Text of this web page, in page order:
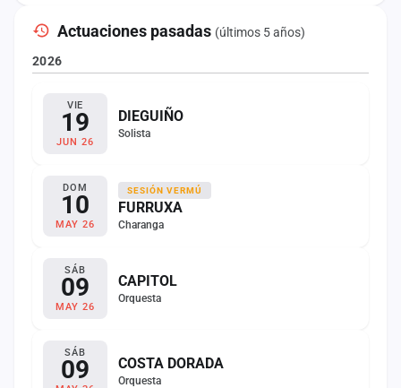
Actuaciones pasadas (últimos 5 años)
2026
VIE
19
JUN 26
DIEGUIÑO
Solista
DOM
10
MAY 26
SESIÓN VERMÚ
FURRUXA
Charanga
SÁB
09
MAY 26
CAPITOL
Orquesta
SÁB
09 COSTA DORADA
Orquesta